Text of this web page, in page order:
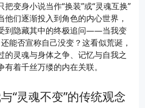
变身小说当作“换装”或“灵魂互换”
他们逐渐投入到角色的内心世界，
到隐藏其中的终极追问——当我变
还能否宣称自己没变？这看似荒诞，
的灵魂与身体之争、记忆与自我之
着千丝万缕的内在关联。
“灵魂不变”的传统观念